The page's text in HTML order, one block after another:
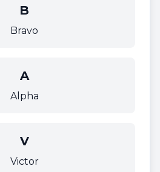
B
Bravo
A
Alpha
V
Victor